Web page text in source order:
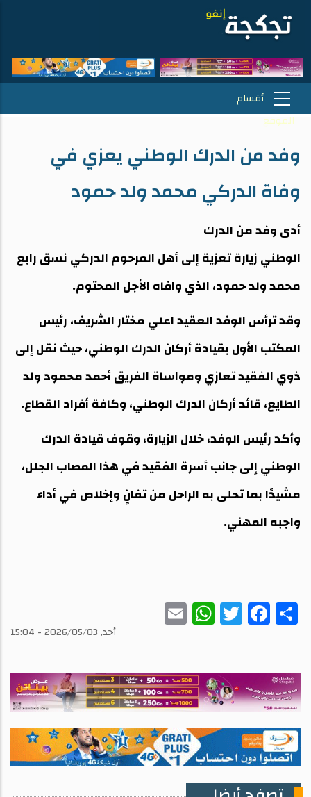
وفد من الدرك الوطني يعزي في
وفاة الدركي محمد ولد حمود
أدى وفد من الدرك
الوطني زيارة تعزية إلى أهل المرحوم الدركي نسق رابع
محمد ولد حمود، الذي وافاه الأجل المحتوم.
وقد ترأس الوفد العقيد اعلي مختار الشريف، رئيس
المكتب الأول بقيادة أركان الدرك الوطني، حيث نقل إلى
ذوي الفقيد تعازي ومواساة الفريق أحمد محمود ولد
الطايع، قائد أركان الدرك الوطني، وكافة أفراد القطاع.
وأكد رئيس الوفد، خلال الزيارة، وقوف قيادة الدرك
الوطني إلى جانب أسرة الفقيد في هذا المصاب الجلل،
مشيدًا بما تحلى به الراحل من تفانٍ وإخلاص في أداء
واجبه المهني.
Share
Facebook
Twitter
WhatsAppأحد, 2026/05/03 - 15:04